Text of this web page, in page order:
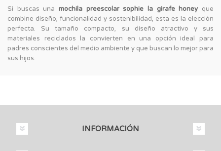
Si buscas una mochila preescolar sophie la girafe honey que
combine diseño, funcionalidad y sostenibilidad, esta es la elección
perfecta. Su tamaño compacto, su diseño atractivo y sus
materiales reciclados la convierten en una opción ideal para
padres conscientes del medio ambiente y que buscan lo mejor para
sus hijos.
INFORMACIÓN